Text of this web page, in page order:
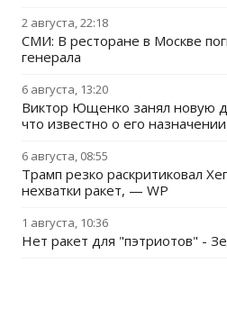
2 августа, 22:18
СМИ: В ресторане в Москве
генерала
6 августа, 13:20
Виктор Ющенко занял новую
что известно о его назначении
6 августа, 08:55
Трамп резко раскритиковал
нехватки ракет, — WP
1 августа, 10:36
Нет ракет для "пэтриотов" -